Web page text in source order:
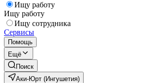
Ищу работу
Ищу работу
Ищу сотрудника
Сервисы
Помощь
Ещё
Поиск
Аки-Юрт (Ингушетия)